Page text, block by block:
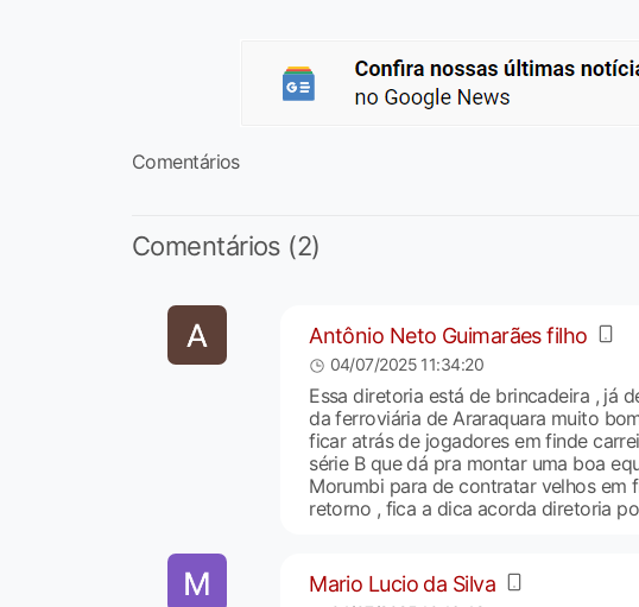
Comentários
Comentários (2)
Antônio Neto Guimarães filho
04/07/2025 11:34:20
Essa diretoria está de brincadeira , já
da ferroviária de Araraquara muito
ficar atrás de jogadores em finde
série B que dá pra montar uma boa
Morumbi para de contratar velhos em
retorno , fica a dica acorda diretoria
Mario Lucio da Silva